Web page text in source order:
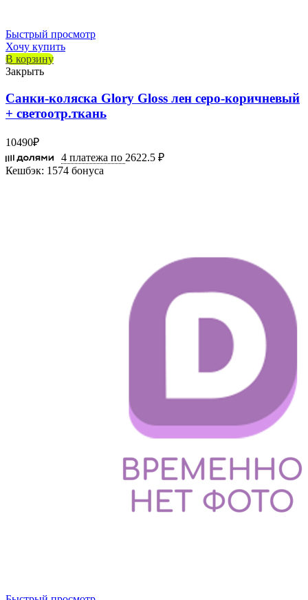
Быстрый просмотр
Хочу купить
В корзину
Закрыть
Санки-коляска Glory Gloss лен серо-коричневый
+ светоотр.ткань
10490₽
4 платежа по 2622.5 ₽
Кешбэк: 1574 бонуса